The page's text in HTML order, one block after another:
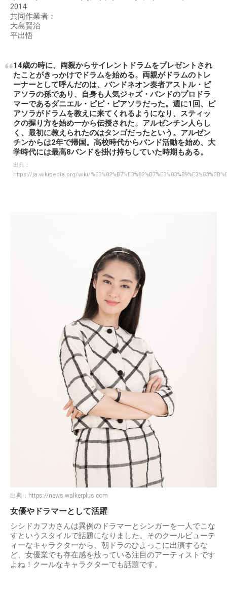
2014
共同作業者：
大島賢治
平出悟
14歳の時に、両親からサイレントドラムをプレゼントされ
たことがきっかけでドラムを始める。両親がドラムのトレ
ーナーとして呼んだのは、バンドネオン奏者アストル・ピ
アソラの孫であり、自身も人気ジャズ・バンドのプロドラ
マーであるダニエル・ピピ・ピアソラだった。週に1回、ピ
アソラがドラムを教えに来てくれるようになり、スティッ
クの握り方を始め一から伝授された。アルゼンチン人らし
く、最初に教えられたのはタンゴだったという。アルゼン
チンからは2年で帰国。高校時代からバンド活動を始め、大
学時代には最高8バンドを掛け持ちしていた時期もある。
出典：
https://ja.wikipedia.org/wiki/
出典： https://news.walkerplus.com
女優やドラマーとして活躍
シシドカフカさんは異例のドラマーとシンガーを一人でこな
すというスタイルで話題になりました。そのクールビューテ
ィーなキャラクターから、朝ドラのひよっこに出演するな
ど、女優業でも存在感を放っている注目のアーティストです
よね！クールなキャラクターでも話題です。